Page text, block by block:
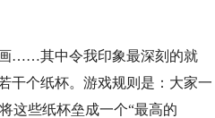
画……其中令我印象最深刻的就
干个纸杯。游戏规则是：大家一
这些纸杯垒成一个“最高的